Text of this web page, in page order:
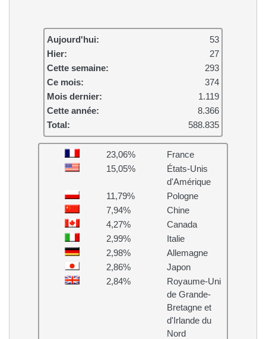
Aujourd'hui:
53
Hier:
27
Cette semaine:
293
Ce mois:
374
Mois dernier:
1.119
Cette année:
8.366
Total:
588.835
23,06%
France
15,05%
États-Unis
d'Amérique
11,79%
Pologne
7,94%
Chine
4,27%
Canada
2,99%
Italie
2,98%
Allemagne
2,86%
Japon
2,84%
Royaume-Uni
de Grande-
Bretagne et
d'Irlande du
Nord